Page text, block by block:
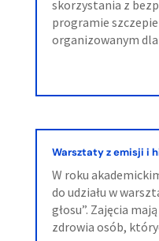
skorzystania z
programie
organizowanym
Warsztaty z emisji i
W roku
do udziału w
głosu”. Zajęcia
zdrowia osób,